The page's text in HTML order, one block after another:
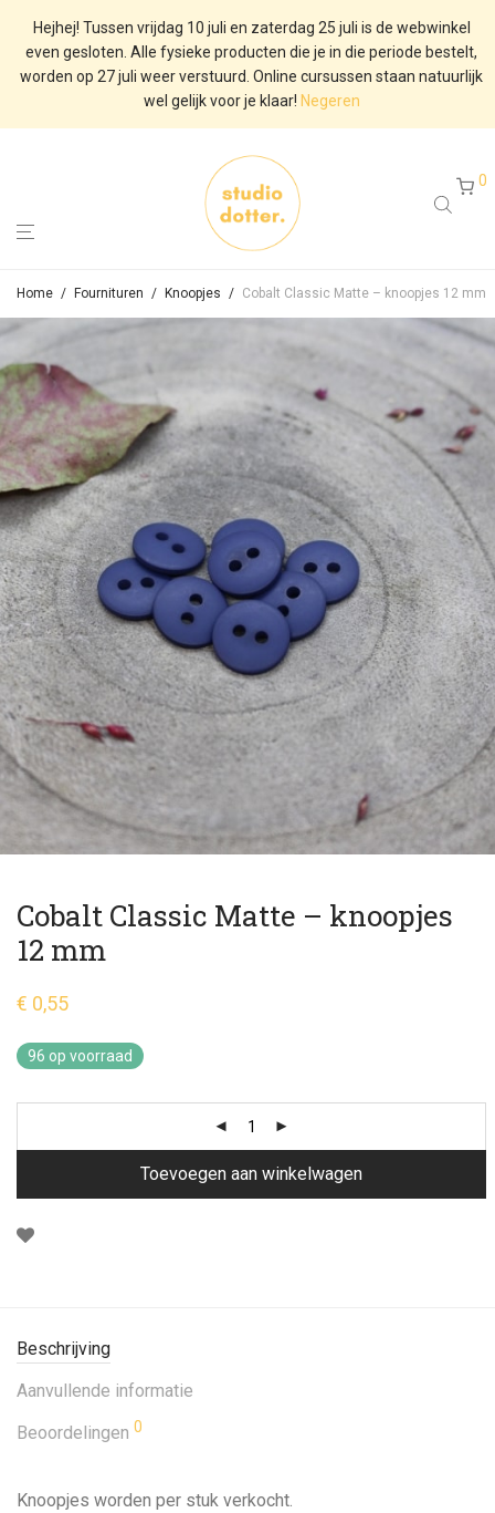
Hejhej! Tussen vrijdag 10 juli en zaterdag 25 juli is de webwinkel
even gesloten. Alle fysieke producten die je in die periode bestelt,
worden op 27 juli weer verstuurd. Online cursussen staan natuurlijk
wel gelijk voor je klaar! Negeren
0
Home / Fournituren / Knoopjes / Cobalt Classic Matte – knoopjes 12 mm
Cobalt Classic Matte – knoopjes
12 mm
€ 0,55
96 op voorraad
Toevoegen aan winkelwagen
Beschrijving
Aanvullende informatie
Beoordelingen 0
Knoopjes worden per stuk verkocht.